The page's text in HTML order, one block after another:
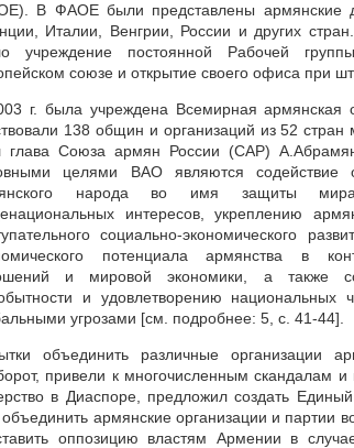
В ФАОЕ были представлены армянские
Италии, Венгрии, России и других
учреждение постоянной Рабочей
союзе и открытие своего офиса при
г. была учреждена Всемирная армянская
138 общин и организаций из 52
глава Союза армян России (САР)
целями ВАО являются содействие
народа во имя защиты
интересов, укреплению
социально-экономического
потенциала армянства в
и мировой экономики, а также
и удовлетворению
угрозами [см. подробнее: 5, с. 41-44].
объединить различные организации
привели к многочисленным скандалам
в Диаспоре, предложил создать
армянские организации и партии
оппозицию властям Армении в